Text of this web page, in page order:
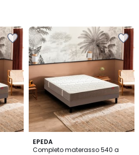
EPEDA
Completo materasso 540 a
3
/